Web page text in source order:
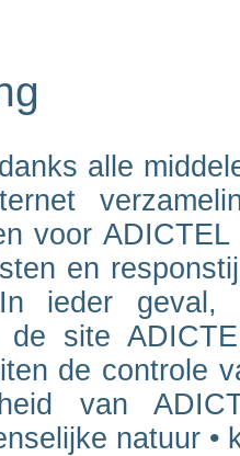
alle
voor
en
ieder
de site
de controle
van
natuur